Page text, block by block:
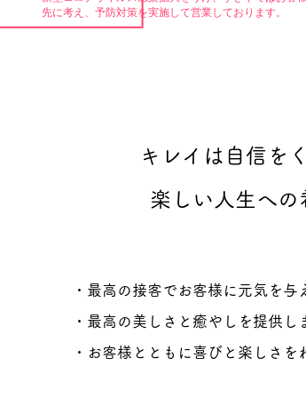
先に考え、予防対策を実施して営業しております。
キレイは自信を
楽しい人生への
・最高の接客でお客様に元気を与
・最高の美しさと癒やしを提供し
・お客様とともに喜びと楽しさを